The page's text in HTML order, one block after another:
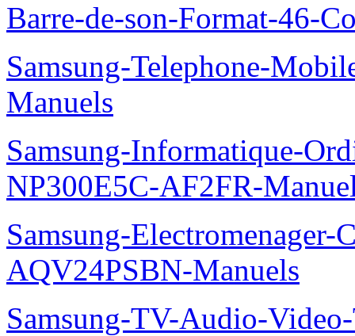
Barre-de-son-Format-46-
Samsung-Telephone-
Manuels
Samsung-Informatique-
NP300E5C-AF2FR-
Samsung-Electromenager-
AQV24PSBN-Manuels
Samsung-TV-Audio-